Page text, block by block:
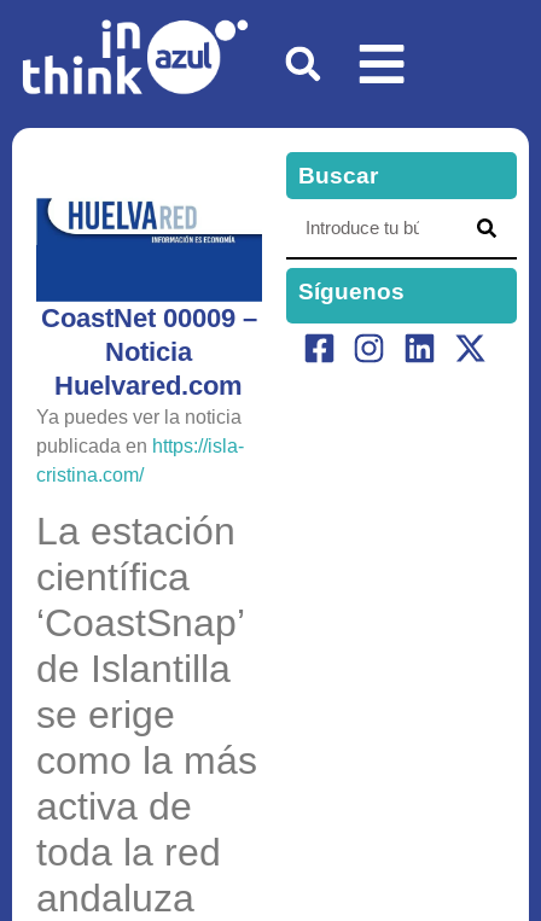
CoastNet 00009 –
Noticia
Huelvared.com
Ya puedes ver la noticia
publicada en https://isla-
cristina.com/
La estación
científica
‘CoastSnap’
de Islantilla
se erige
como la más
activa de
toda la red
andaluza
Buscar
Síguenos